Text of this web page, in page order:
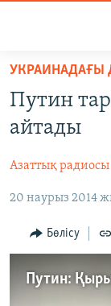
Skip
main
content
to
Navigation
САЯСАТ
ҚАҢТАР
АДАМ
ӘЛЕУМЕТ
АРНАЙЫ
УКРАИНАДАҒЫ
Путин
айтады
Азаттық радиосы
20 наурыз 2014
Бөлісу